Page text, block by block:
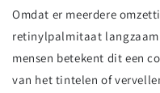
Omdat er meerdere
retinylpalmitaat
mensen betekent dit een
van het tintelen of